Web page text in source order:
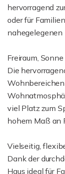
hervorragend
oder für
nahegelegenen
Freiraum,
Die
viel Platz zum
hohem Maß an
Vielseitig,
Dank der
Haus ideal für